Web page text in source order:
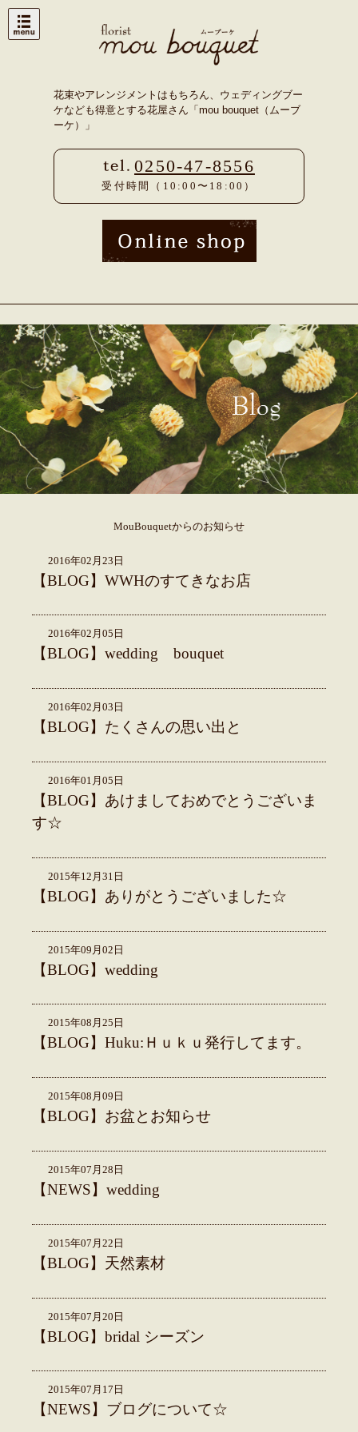
Skip
花束やアレンジメントはもちろん、ウェディングブー
ケなども得意とする花屋さん「mou bouquet（ムーブ
ーケ）」
0250-47-8556
受付時間（10:00〜18:00）
MouBouquetからのお知らせ
2016年02月23日
【BLOG】WWHのすてきなお店
2016年02月05日
【BLOG】wedding bouquet
2016年02月03日
【BLOG】たくさんの思い出と
2016年01月05日
【BLOG】あけましておめでとうございま
す☆
2015年12月31日
【BLOG】ありがとうございました☆
2015年09月02日
【BLOG】wedding
2015年08月25日
【BLOG】Huku:Ｈｕｋｕ発行してます。
2015年08月09日
【BLOG】お盆とお知らせ
2015年07月28日
【NEWS】wedding
2015年07月22日
【BLOG】天然素材
2015年07月20日
【BLOG】bridal シーズン
2015年07月17日
【NEWS】ブログについて☆